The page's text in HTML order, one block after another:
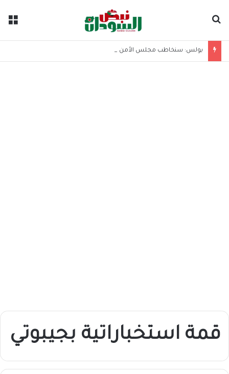
بولس: سنخاطب مجلس الأمن لوقف حمامات الدم في السودان
قمة استخباراتية بجيبوتي